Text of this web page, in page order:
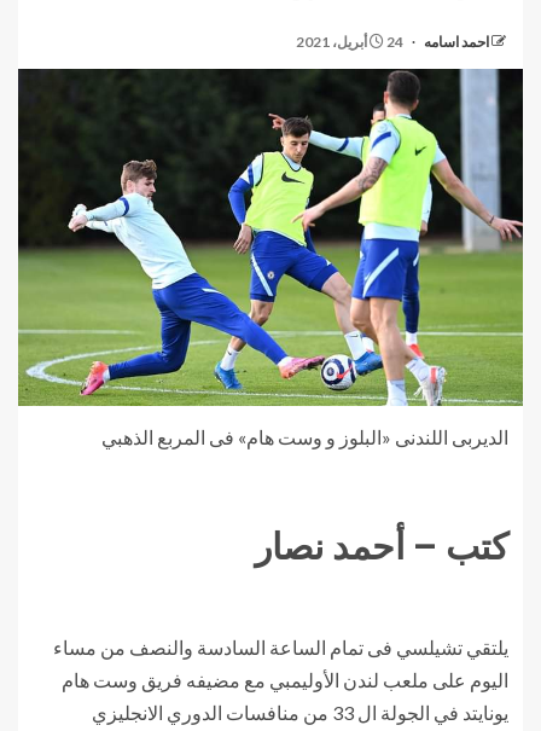
احمد اسامه 24 أبريل، 2021
الديربى اللندنى «البلوز و وست هام» فى المربع الذهبي
كتب – أحمد نصار
يلتقي تشيلسي فى تمام الساعة السادسة والنصف من مساء
اليوم على ملعب لندن الأوليمبي مع مضيفه فريق وست هام
يونايتد في الجولة ال 33 من منافسات الدوري الانجليزي